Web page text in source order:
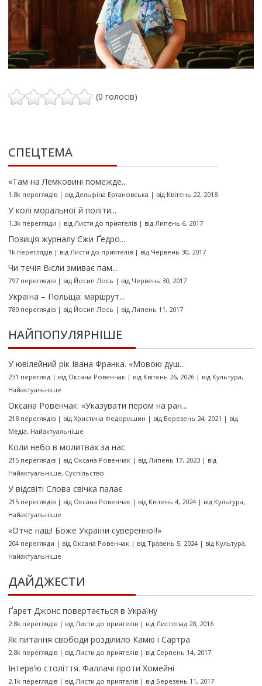
(0 голосів)
СПЕЦТЕМА
«Там на Лемковині помежде...
1.8k переглядів| від Дельфіна Ертановська | від Квітень 22, 2018
У колі моральної й політи...
1.3k перегляди | від Листи до приятелів| від Липень 6, 2017
Позиція журналу Єжи Ґедро...
1k переглядів| від Листи до приятелів| від Червень 30, 2017
Чи течія Вісли змиває пам...
797 переглядів| від Йосип Лось | від Червень 30, 2017
Україна – Польща: маршрут...
780 переглядів| від Йосип Лось | від Липень 11, 2017
НАЙПОПУЛЯРНІШЕ
У ювілейний рік Івана Франка. «Мовою душ...
231 перегляд | від Оксана Ровенчак| від Квітень 26, 2026| від Культура,
Найактуальніше
Оксана Ровенчак: «Указувати пером на ран...
218 переглядів| від Христина Федоришин | від Березень 24, 2021 | від
Медіа, Найактуальніше
Коли небо в молитвах за нас
215 переглядів| від Оксана Ровенчак| від Липень 17, 2023| від
Найактуальніше, Суспільство
У відсвіті Слова свічка палає
215 переглядів| від Оксана Ровенчак| від Квітень 4, 2024| від Культура,
Найактуальніше
«Отче наш! Боже України суверенної!»
204 перегляди | від Оксана Ровенчак| від Травень 5, 2024| від Культура,
Найактуальніше
ДАЙДЖЕСТИ
Ґарет Джонс повертається в Україну
2.8k переглядів| від Листи до приятелів| від Листопад 28, 2016
Як питання свободи розділило Камю і Сартра
2.8k переглядів| від Листи до приятелів| від Серпень 14, 2017
Інтерв’ю століття. Фаллачі проти Хомейні
2.1k переглядів| від Листи до приятелів| від Березень 11, 2017